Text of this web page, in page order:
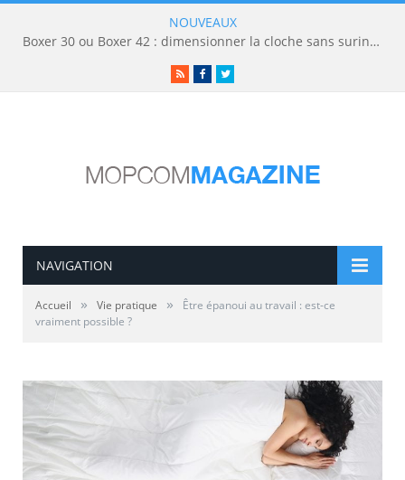
NOUVEAUX
Boxer 30 ou Boxer 42 : dimensionner la cloche sans surinvestir
RSSFacebookTwitter
NAVIGATION
Accueil » Vie pratique »
Être épanoui au travail : est-ce
vraiment possible ?